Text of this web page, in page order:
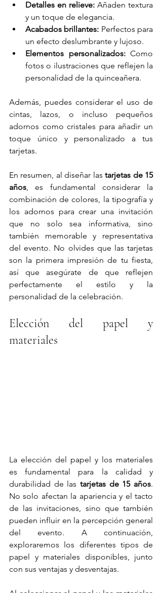
Detalles en relieve: Añaden textura
y un toque de elegancia.
Acabados brillantes: Perfectos para
un efecto deslumbrante y lujoso.
Elementos personalizados: Como
fotos o ilustraciones que reflejen la
personalidad de la quinceañera.
Además, puedes considerar el uso de
cintas, lazos, o incluso pequeños
adornos como cristales para añadir un
toque único y personalizado a tus
tarjetas.
En resumen, al diseñar las tarjetas de 15
años, es fundamental considerar la
combinación de colores, la tipografía y
los adornos para crear una invitación
que no solo sea informativa, sino
también memorable y representativa
del evento. No olvides que las tarjetas
son la primera impresión de tu fiesta,
así que asegúrate de que reflejen
perfectamente el estilo y la
personalidad de la celebración.
Elección del papel y
materiales
La elección del papel y los materiales
es fundamental para la calidad y
durabilidad de las tarjetas de 15 años.
No solo afectan la apariencia y el tacto
de las invitaciones, sino que también
pueden influir en la percepción general
del evento. A continuación,
exploraremos los diferentes tipos de
papel y materiales disponibles, junto
con sus ventajas y desventajas.